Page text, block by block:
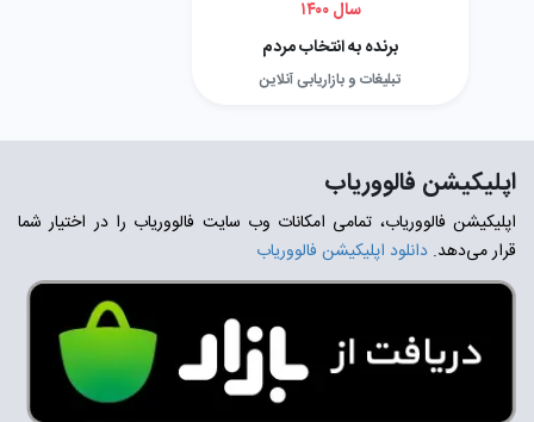
سال ۱۴۰۰
برنده به انتخاب مردم
تبلیغات و بازاریابی آنلاین
اپلیکیشن فالووریاب
اپلیکیشن فالووریاب، تمامی امکانات وب سایت فالووریاب را در اختیار شما
قرار می‌دهد. دانلود اپلیکیشن فالووریاب